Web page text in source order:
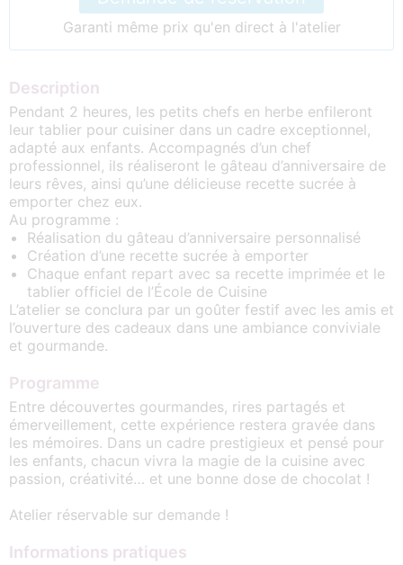
Garanti même prix qu'en direct à l'atelier
Description
Pendant 2 heures, les petits chefs en herbe enfileront
leur tablier pour cuisiner dans un cadre exceptionnel,
adapté aux enfants. Accompagnés d’un chef
professionnel, ils réaliseront le gâteau d’anniversaire de
leurs rêves, ainsi qu’une délicieuse recette sucrée à
emporter chez eux.
Au programme :
Réalisation du gâteau d’anniversaire personnalisé
Création d’une recette sucrée à emporter
Chaque enfant repart avec sa recette imprimée et le
tablier officiel de l’École de Cuisine
L’atelier se conclura par un goûter festif avec les amis et
l’ouverture des cadeaux dans une ambiance conviviale
et gourmande.
Programme
Entre découvertes gourmandes, rires partagés et
émerveillement, cette expérience restera gravée dans
les mémoires. Dans un cadre prestigieux et pensé pour
les enfants, chacun vivra la magie de la cuisine avec
passion, créativité… et une bonne dose de chocolat !
Atelier réservable sur demande !
Informations pratiques